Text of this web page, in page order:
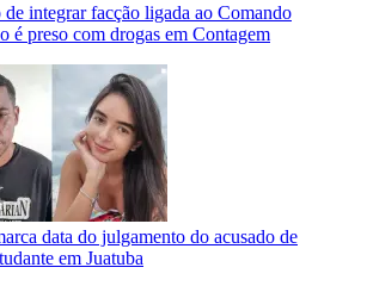
de integrar facção ligada ao Comando
é preso com drogas em Contagem
data do julgamento do acusado de
em Juatuba